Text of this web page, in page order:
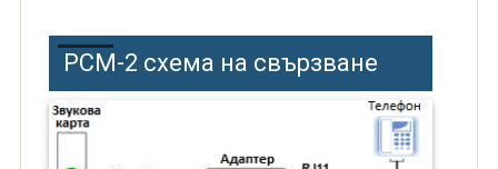
PCM-2 схема на свързване